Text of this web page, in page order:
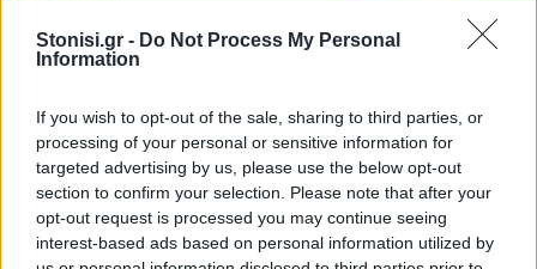
Stonisi.gr - Do Not Process My Personal
Information
If you wish to opt-out of the sale, sharing to third parties, or
processing of your personal or sensitive information for
targeted advertising by us, please use the below opt-out
section to confirm your selection. Please note that after your
opt-out request is processed you may continue seeing
interest-based ads based on personal information utilized by
έως 8 μποφόρ και ριπές που τοπικά
μπορεί να φτάσουν τα 9 μποφόρ
Τα παιδιά ανακαλύπτουν το
Απολιθωμένο Δάσος μέσα από
ένα νέο παιχνίδι
Διαδραστική εκπαιδευτική δράση
στο Μουσείο του Σιγρίου, με